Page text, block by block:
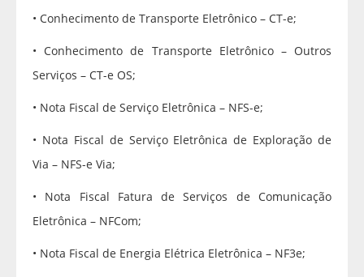
• Conhecimento de Transporte Eletrônico – CT-e;
• Conhecimento de Transporte Eletrônico – Outros
Serviços – CT-e OS;
• Nota Fiscal de Serviço Eletrônica – NFS-e;
• Nota Fiscal de Serviço Eletrônica de Exploração de
Via – NFS-e Via;
• Nota Fiscal Fatura de Serviços de Comunicação
Eletrônica – NFCom;
• Nota Fiscal de Energia Elétrica Eletrônica – NF3e;